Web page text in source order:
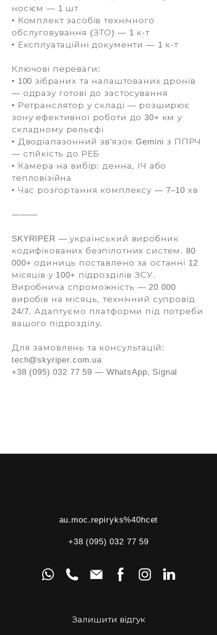
носієм — 1 шт
• Комплект засобів технічного
обслуговування (ЗТО) — 1 к-т
• Експлуатаційні документи — 1 к-т
Ключові переваги:
• 100 зібраних та налаштованих дронів
— одразу готові до застосування
• Ретранслятор у складі — розширює
зону ефективної роботи до 30+ км у
складному рельєфі
• Дводіапазонний зв'язок Gemini з ППРЧ
— стійкість до РЕБ
• Камера на вибір: денна, ІЧ або
тепловізійна
• Час розгортання комплексу — 7–10 хв
———
SKYRIPER — український виробник
кодифікованих безпілотних систем. 80
000+ одиниць поставлено за останні 12
місяців у 100+ підрозділів ЗСУ.
Виробнича спроможність — 20 000
виробів на місяць, технічний супровід
24/7. Адаптуємо платформи під потреби
вашого підрозділу.
Для замовлень та консультацій:
tech@skyriper.com.ua
+38 (095) 032 77 59 — WhatsApp, Signal
au.moc.repiryks%40hcet
+38 (095) 032 77 59
Залишити відгук